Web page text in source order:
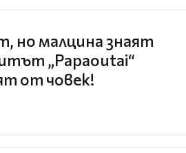
но малцина знаят
„Papaoutai“
от човек!